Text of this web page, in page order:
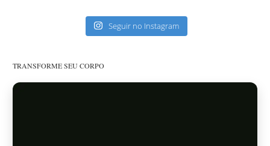
Seguir no Instagram
TRANSFORME SEU CORPO